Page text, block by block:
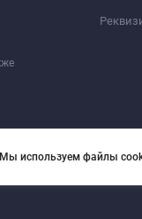
Мы используем файлы